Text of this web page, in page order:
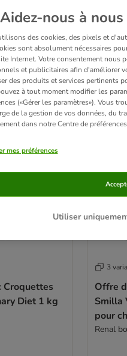
Smilla en sachet refermable sont
de votre félin à chaque phase de
148
been changed
Croquettes
Diet 1 kg
Sélection
3
Offre
Smilla
pour
Renal
Aidez-nous à
des cookies, des pixels et
sont absolument nécessaires
Internet. Votre consentement nous
et publicitaires afin d'améliorer
des produits et services pertinents
à tout moment modifier les
(«Gérer les paramètres»). Vous
de la gestion de vos données, du
dans notre Centre de
mes préférences
Utiliser